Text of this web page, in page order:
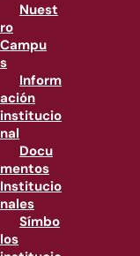
Nuest
ro
Campu
s
Inform
ación
institucio
nal
Docu
mentos
Institucio
nales
Símbo
los